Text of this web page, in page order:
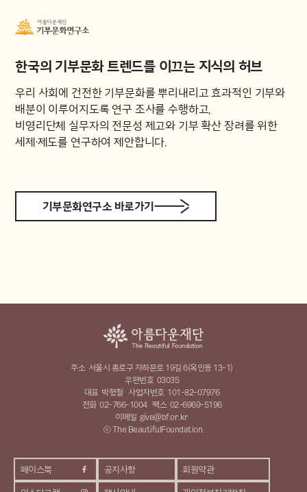
한국의 기부문화 트렌드를 이끄는 지식의 허브
우리 사회에 건전한 기부문화를 뿌리내리고 효과적인 기부와
배분이 이루어지도록 연구 조사를 수행하고,
비영리단체 실무자의 전문성 제고와 기부 확산 장려를 위한
세제·제도를 연구하여 제안합니다.
기부문화연구소 바로가기
페이스북 공지사항 회원약관
주소 서울시 종로구 자하문로 19길 6(옥인동 13-1)
우편번호 03035
대표 박형철 사업자번호 101-82-07976
전화 02-766-1004 팩스 02-6969-5196
이메일 give@bf.or.kr
ⓒ The BeautifulFoundation.